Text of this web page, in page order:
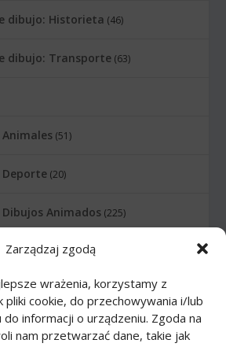
Zarządzaj zgodą
wrażenia, korzystamy z
pliki cookie, do przechowywania i/lub
informacji o urządzeniu. Zgoda na
nam przetwarzać dane, takie jak
dibujo: Historieta (46)
dibujo: Transporte (63)
(51)
(20)
Animados (225)
Edificios(24)
musicales(14)